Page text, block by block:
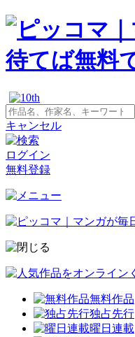
キャンセル
ログイン
無料登録
無料作品
独占先行
曜日連載